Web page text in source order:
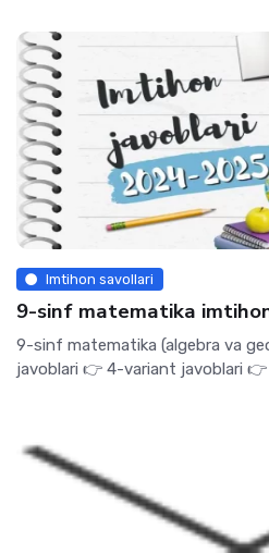
Imtihon savollari
9-sinf matematika
9-sinf matematika (algebra va
javoblari 👉 4-variant javoblari